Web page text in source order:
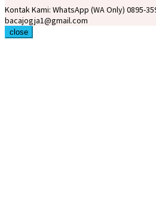
Kontak Kami: WhatsApp (WA Only) 0895-
bacajogja1@gmail.com
close